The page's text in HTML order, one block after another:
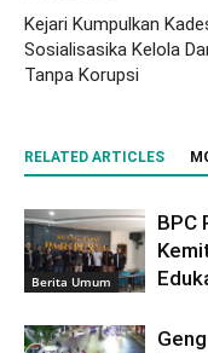
Kejari Kumpulkan
Sosialisasika Kelola
Tanpa Korupsi
RELATED ARTICLES
Berita Umum
BPC